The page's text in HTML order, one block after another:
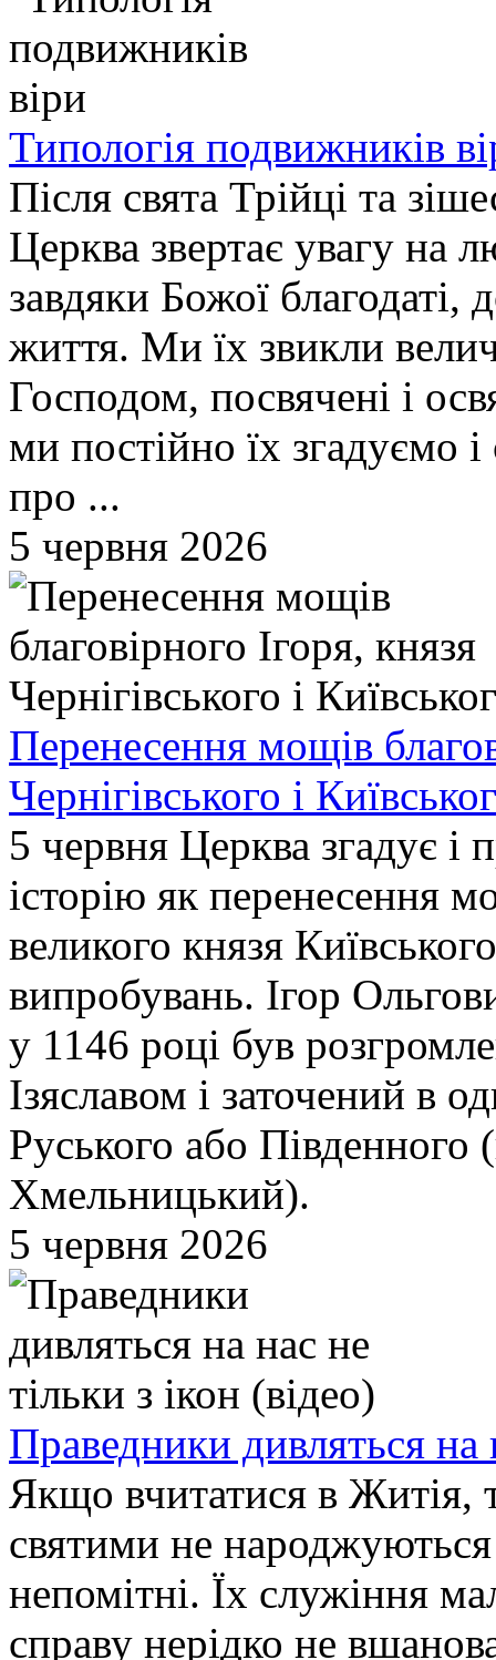
Типологія подвижників
Після свята Трійці та
Церква звертає увагу на
завдяки Божої
життя. Ми їх звикли
Господом, посвячені і
ми постійно їх згадуємо
про ...
5 червня 2026
Перенесення мощів
Чернігівського і
5 червня Церква згадує і
історію як перенесення
великого князя
випробувань. Ігор
у 1146 році був
Ізяславом і заточений в
Руського або Південного
Хмельницький).
5 червня 2026
Праведники дивляться на
Якщо вчитатися в
святими не
непомітні. Їх служіння
справу нерідко не